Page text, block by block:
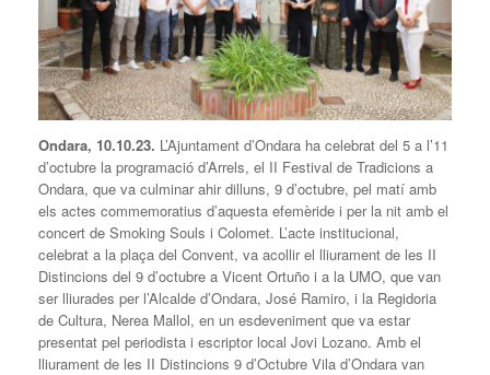
Ondara, 10.10.23. L’Ajuntament d’Ondara ha celebrat del 5 a l’11
d’octubre la programació d’Arrels, el II Festival de Tradicions a
Ondara, que va culminar ahir dilluns, 9 d’octubre, pel matí amb
els actes commemoratius d’aquesta efemèride i per la nit amb el
concert de Smoking Souls i Colomet. L’acte institucional,
celebrat a la plaça del Convent, va acollir el lliurament de les II
Distincions del 9 d’octubre a Vicent Ortuño i a la UMO, que van
ser lliurades per l’Alcalde d’Ondara, José Ramiro, i la Regidoria
de Cultura, Nerea Mallol, en un esdeveniment que va estar
presentat pel periodista i escriptor local Jovi Lozano. Amb el
lliurament de les II Distincions 9 d’Octubre Vila d’Ondara van